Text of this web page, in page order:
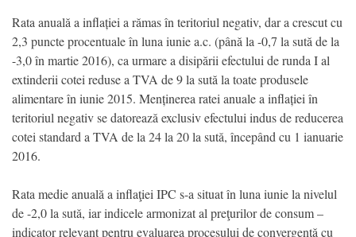
Rata anuală a inflației a rămas în teritoriul negativ, dar a crescut cu
2,3 puncte procentuale în luna iunie a.c. (până la -0,7 la sută de la
-3,0 în martie 2016), ca urmare a disipării efectului de runda I al
extinderii cotei reduse a TVA de 9 la sută la toate produsele
alimentare în iunie 2015. Menținerea ratei anuale a inflației în
teritoriul negativ se datorează exclusiv efectului indus de reducerea
cotei standard a TVA de la 24 la 20 la sută, începând cu 1 ianuarie
2016.
Rata medie anuală a inflaţiei IPC s-a situat în luna iunie la nivelul
de -2,0 la sută, iar indicele armonizat al preţurilor de consum –
indicator relevant pentru evaluarea procesului de convergenţă cu